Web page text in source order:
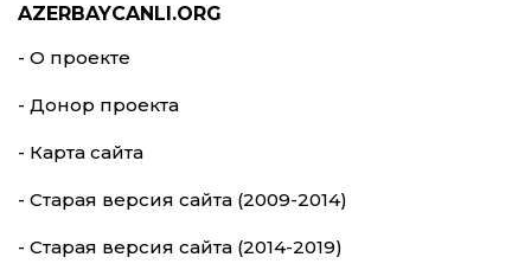
AZERBAYCANLI.ORG
- О проекте
- Донор проекта
- Карта сайта
- Старая версия сайта (2009-2014)
- Старая версия сайта (2014-2019)